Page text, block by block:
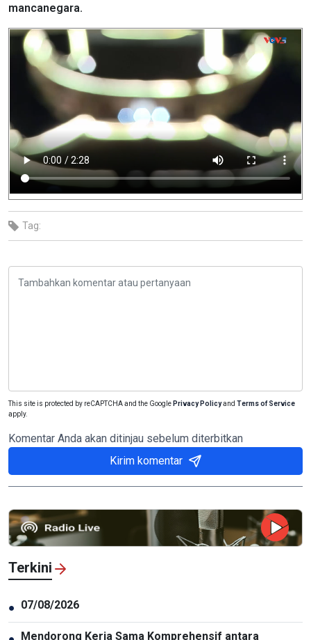
mancanegara.
Tag:
This site is protected by reCAPTCHA and the Google Privacy Policyand Terms of Service
apply.
Komentar Anda akan ditinjau sebelum diterbitkan
Kirim komentar
Terkini
● 07/08/2026
Mendorong Kerja Sama Komprehensif antara